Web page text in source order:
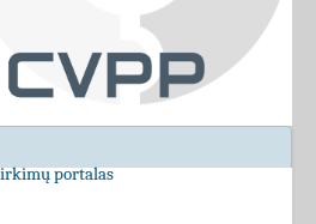
portalas